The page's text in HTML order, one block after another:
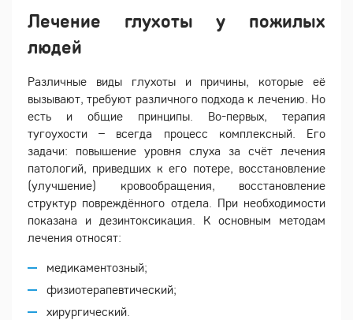
Лечение глухоты у пожилых
людей
Различные виды глухоты и причины, которые её
вызывают, требуют различного подхода к лечению. Но
есть и общие принципы. Во-первых, терапия
тугоухости – всегда процесс комплексный. Его
задачи: повышение уровня слуха за счёт лечения
патологий, приведших к его потере, восстановление
(улучшение) кровообращения, восстановление
структур повреждённого отдела. При необходимости
показана и дезинтоксикация. К основным методам
лечения относят:
медикаментозный;
физиотерапевтический;
хирургический.